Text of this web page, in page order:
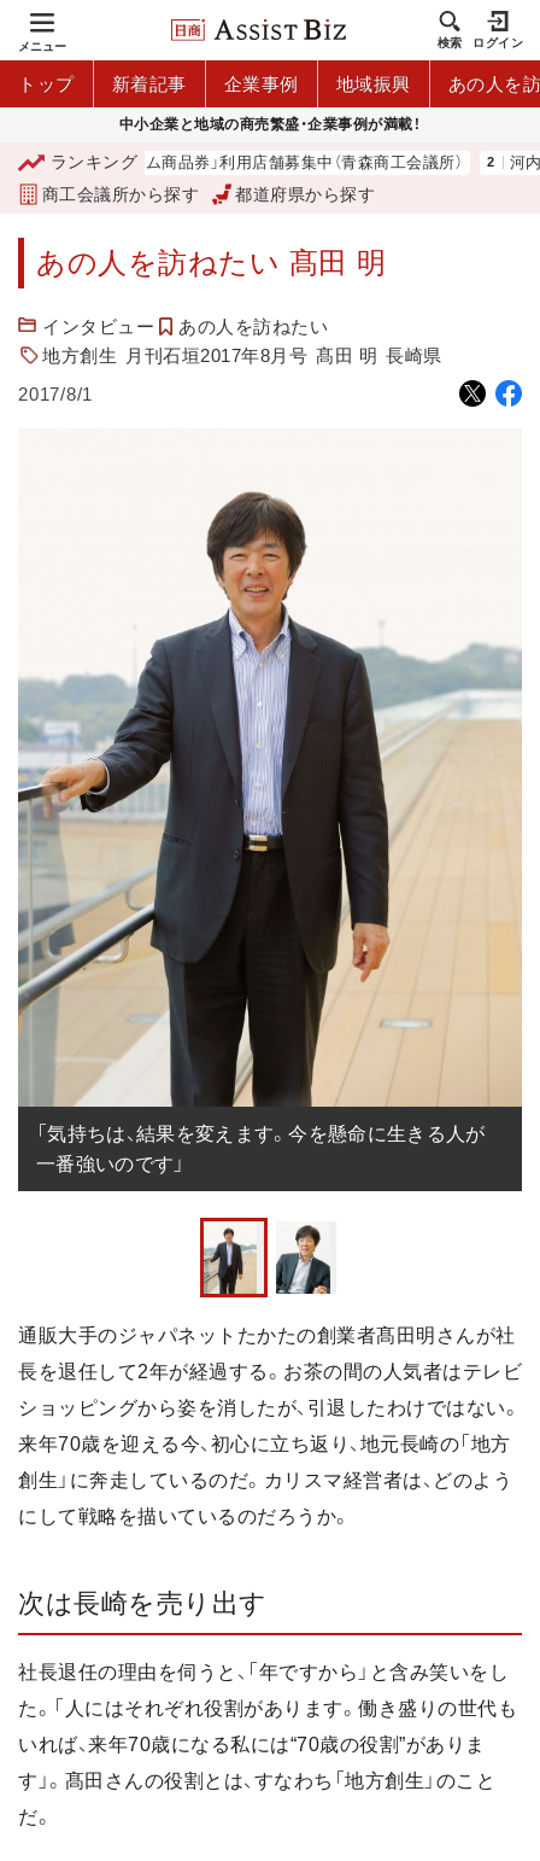
メニュー 検索 ログイン
トップ 新着記事 企業事例 地域振興 あの人を
中小企業と地域の商売繁盛・企業事例が満載！
ランキング
市プレミアム商品券」利用店舗募集中（青森商工会議所） 河内 大和
商工会議所から探す 都道府県から探す
あの人を訪ねたい 髙田 明
インタビュー
あの人を訪ねたい
地方創生
月刊石垣2017年8月号 髙田 明 長崎県
2017/8/1
「気持ちは、結果を変えます。今を懸命に生きる人が
一番強いのです」
通販大手のジャパネットたかたの創業者髙田明さんが社
長を退任して2年が経過する。お茶の間の人気者はテレビ
ショッピングから姿を消したが、引退したわけではない。
来年70歳を迎える今、初心に立ち返り、地元長崎の「地方
創生」に奔走しているのだ。カリスマ経営者は、どのよう
にして戦略を描いているのだろうか。
次は長崎を売り出す
社長退任の理由を伺うと、「年ですから」と含み笑いをし
た。「人にはそれぞれ役割があります。働き盛りの世代も
いれば、来年70歳になる私には“70歳の役割”がありま
す」。髙田さんの役割とは、すなわち「地方創生」のこと
だ。